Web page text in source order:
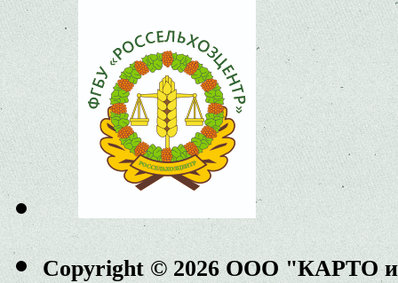
Copyright © 2026 ООО "КАРТО